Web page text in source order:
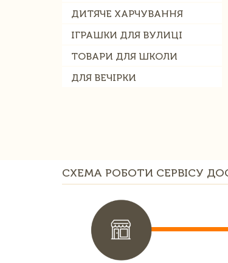
ДИТЯЧЕ ХАРЧУВАННЯ
ІГРАШКИ ДЛЯ ВУЛИЦІ
ТОВАРИ ДЛЯ ШКОЛИ
ДЛЯ ВЕЧІРКИ
СХЕМА РОБОТИ СЕРВІСУ